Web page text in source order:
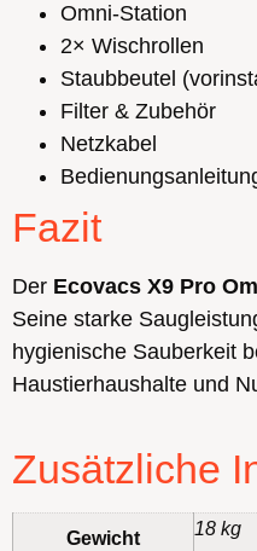
Omni-Station
2× Wischrollen
Staubbeutel
Filter & Zubehör
Netzkabel
Fazit
Der Ecovacs X9 Pro
Seine starke
hygienische Sauberkeit
Haustierhaushalte und
Zusätzliche
Gewicht 18 kg